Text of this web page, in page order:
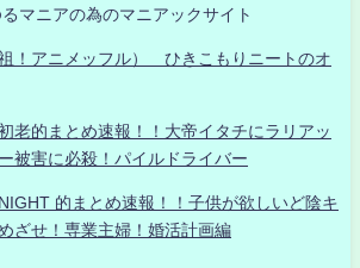
マニアの為のマニアックサイト
！アニメッフル） ひきこもりニートのオ
老的まとめ速報！！大帝イタチにラリアッ
被害に必殺！パイルドライバー
的まとめ速報！！子供が欲しいど陰キ
ざせ！専業主婦！婚活計画編